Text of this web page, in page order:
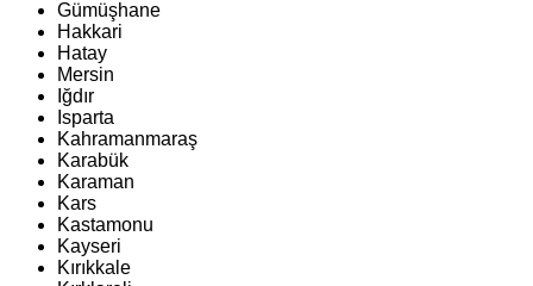
Gümüşhane
Hakkari
Hatay
Mersin
Iğdır
Isparta
Kahramanmaraş
Karabük
Karaman
Kars
Kastamonu
Kayseri
Kırıkkale